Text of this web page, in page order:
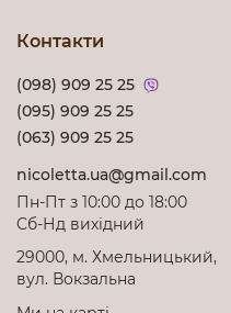
Контакти
(098) 909 25 25
(095) 909 25 25
(063) 909 25 25
nicoletta.ua@gmail.com
Пн-Пт з 10:00 до 18:00
Cб-Нд вихідний
29000, м. Хмельницький,
вул. Вокзальна